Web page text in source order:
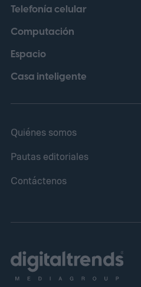
Telefonía celular
Computación
Espacio
Casa inteligente
Quiénes somos
Pautas editoriales
Contáctenos